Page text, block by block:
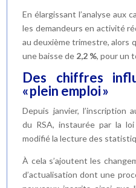
En élargissant l’analyse aux
les demandeurs en activité
au deuxième trimestre, alors
une baisse de 2,2 %, pour un
Des chiffres
« plein emploi »
Depuis janvier, l’inscription
du RSA, instaurée par la
modifié la lecture des
À cela s’ajoutent les
d’actualisation dont une